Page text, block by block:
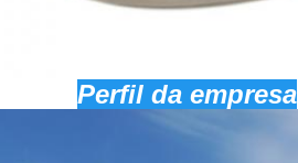
Perfil da empresa